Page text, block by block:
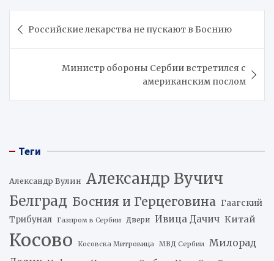
по Российские лекарства не пускают в Боснию
Министр обороны Сербии встретился с
американским послом
Теги
Александр Вулин Александр Вучич
Белград Босния и Герцеговина Гаагский
Трибунал Газпром в Сербии Двери Ивица Дачич Китай
Косово Косовска Митровица МВД Сербии Милорад